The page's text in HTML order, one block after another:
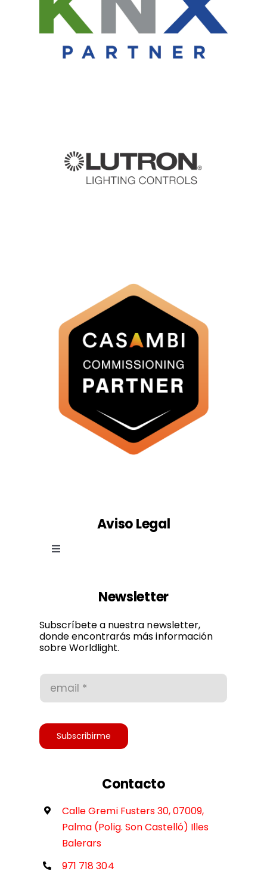
Aviso Legal
Toggle
Política de privacidad
Accesibilidad
Newsletter
Subscríbete a nuestra newsletter,
donde encontrarás más información
sobre Worldlight.
Subscribirme
Contacto
Calle Gremi Fusters 30, 07009,
Palma (Polig. Son Castelló) Illes
Balerars
971 718 304